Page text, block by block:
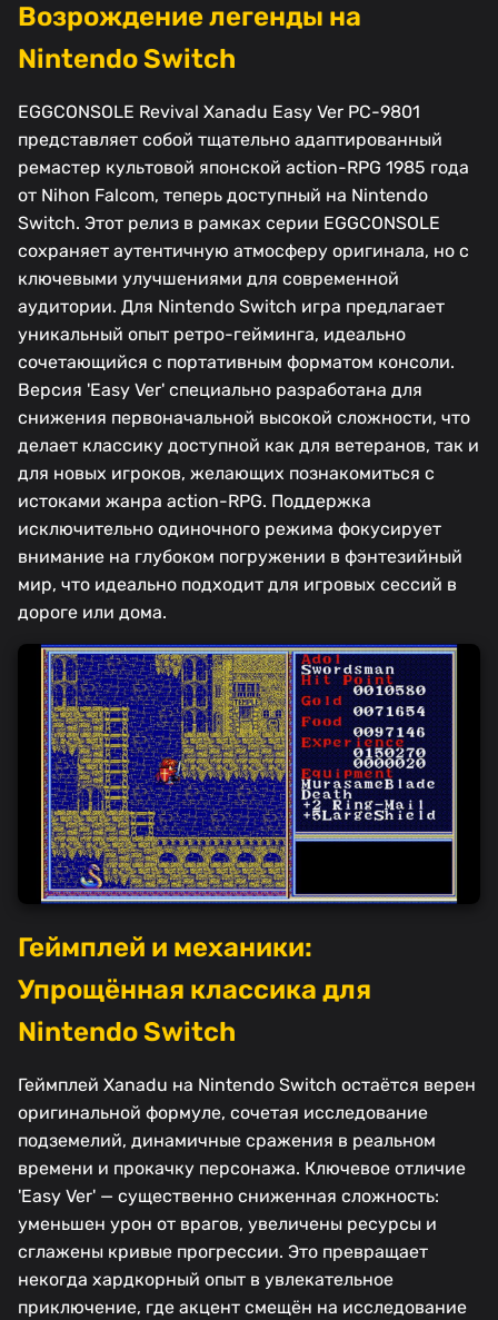
Возрождение легенды на
Nintendo Switch
EGGCONSOLE Revival Xanadu Easy Ver PC-9801
представляет собой тщательно адаптированный
ремастер культовой японской action-RPG 1985 года
от Nihon Falcom, теперь доступный на Nintendo
Switch. Этот релиз в рамках серии EGGCONSOLE
сохраняет аутентичную атмосферу оригинала, но с
ключевыми улучшениями для современной
аудитории. Для Nintendo Switch игра предлагает
уникальный опыт ретро-гейминга, идеально
сочетающийся с портативным форматом консоли.
Версия 'Easy Ver' специально разработана для
снижения первоначальной высокой сложности, что
делает классику доступной как для ветеранов, так и
для новых игроков, желающих познакомиться с
истоками жанра action-RPG. Поддержка
исключительно одиночного режима фокусирует
внимание на глубоком погружении в фэнтезийный
мир, что идеально подходит для игровых сессий в
дороге или дома.
Геймплей и механики:
Упрощённая классика для
Nintendo Switch
Геймплей Xanadu на Nintendo Switch остаётся верен
оригинальной формуле, сочетая исследование
подземелий, динамичные сражения в реальном
времени и прокачку персонажа. Ключевое отличие
'Easy Ver' — существенно сниженная сложность:
уменьшен урон от врагов, увеличены ресурсы и
сглажены кривые прогрессии. Это превращает
некогда хардкорный опыт в увлекательное
приключение, где акцент смещён на исследование